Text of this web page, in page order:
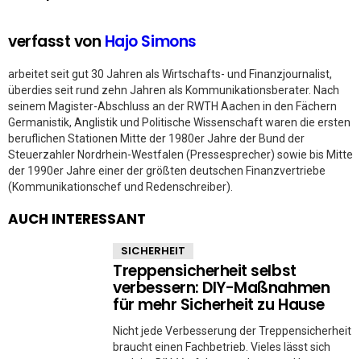
verfasst von Hajo Simons
arbeitet seit gut 30 Jahren als Wirtschafts- und Finanzjournalist,
überdies seit rund zehn Jahren als Kommunikationsberater. Nach
seinem Magister-Abschluss an der RWTH Aachen in den Fächern
Germanistik, Anglistik und Politische Wissenschaft waren die ersten
beruflichen Stationen Mitte der 1980er Jahre der Bund der
Steuerzahler Nordrhein-Westfalen (Pressesprecher) sowie bis Mitte
der 1990er Jahre einer der größten deutschen Finanzvertriebe
(Kommunikationschef und Redenschreiber).
AUCH INTERESSANT
SICHERHEIT
Treppensicherheit selbst
verbessern: DIY-Maßnahmen
für mehr Sicherheit zu Hause
Nicht jede Verbesserung der Treppensicherheit
braucht einen Fachbetrieb. Vieles lässt sich